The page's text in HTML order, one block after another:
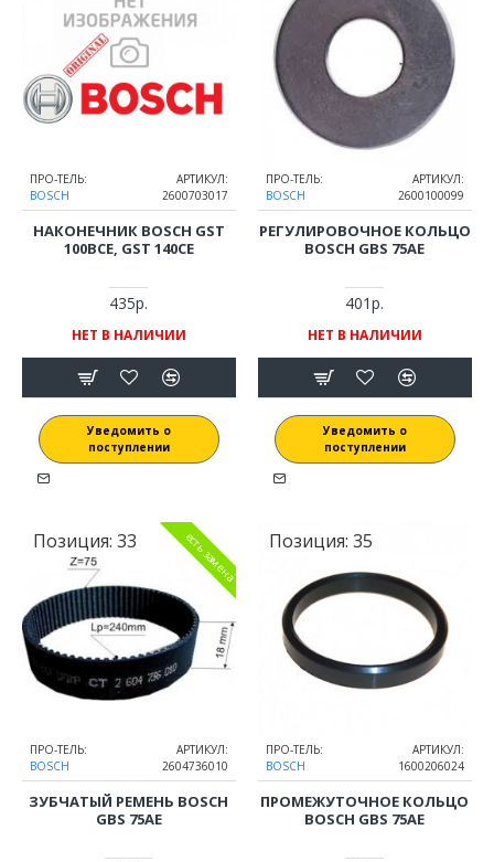
ПРО-ТЕЛЬ:
BOSCH
АРТИКУЛ:
2600703017
НАКОНЕЧНИК BOSCH GST
100BCE, GST 140CE
435р.
НЕТ В НАЛИЧИИ
Уведомить о
поступлении
ПРО-ТЕЛЬ:
BOSCH
АРТИКУЛ:
2600100099
РЕГУЛИРОВОЧНОЕ КОЛЬЦО
BOSCH GBS 75AE
401р.
НЕТ В НАЛИЧИИ
Уведомить о
поступлении
Позиция: 33 есть замена
ПРО-ТЕЛЬ:
BOSCH
АРТИКУЛ:
2604736010
ЗУБЧАТЫЙ РЕМЕНЬ BOSCH
GBS 75AE
Позиция: 35
ПРО-ТЕЛЬ:
BOSCH
АРТИКУЛ:
1600206024
ПРОМЕЖУТОЧНОЕ КОЛЬЦО
BOSCH GBS 75AE